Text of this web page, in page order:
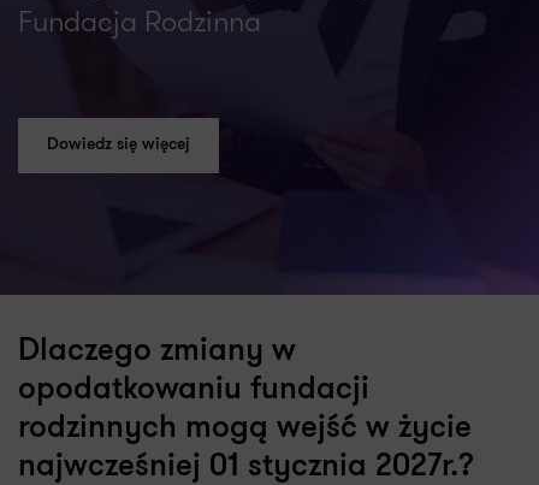
Fundacja Rodzinna
Dowiedz się więcej
Dlaczego zmiany w
opodatkowaniu fundacji
rodzinnych mogą wejść w życie
najwcześniej 01 stycznia 2027r.?